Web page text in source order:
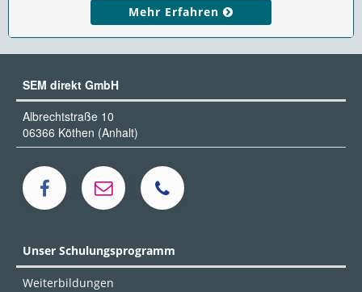
Mehr Erfahren
SEM direkt GmbH
Albrechtstraße 10
06366 Köthen (Anhalt)
Unser Schulungsprogramm
Weiterbildungen